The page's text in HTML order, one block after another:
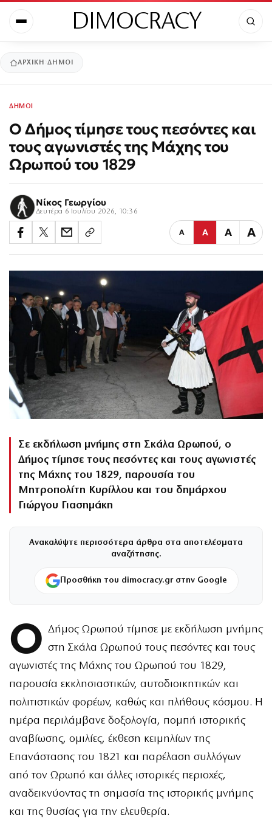
DIMOCRACY
ΑΡΧΙΚΉ ΔΗΜΟΙ
ΔΗΜΟΙ
Ο Δήμος τίμησε τους πεσόντες και
τους αγωνιστές της Μάχης του
Ωρωπού του 1829
Νίκος Γεωργίου
Δευτέρα 6 Ιουλίου 2026, 10:36
Α Α Α Α
Σε εκδήλωση μνήμης στη Σκάλα Ωρωπού, ο
Δήμος τίμησε τους πεσόντες και τους αγωνιστές
της Μάχης του 1829, παρουσία του
Μητροπολίτη Κυρίλλου και του δημάρχου
Γιώργου Γιασημάκη
Ανακαλύψτε περισσότερα άρθρα στα αποτελέσματα
αναζήτησης.
Προσθήκη του dimocracy.gr στην Google
Ο Δήμος Ωρωπού τίμησε με εκδήλωση μνήμης
στη Σκάλα Ωρωπού τους πεσόντες και τους
αγωνιστές της Μάχης του Ωρωπού του 1829,
παρουσία εκκλησιαστικών, αυτοδιοικητικών και
πολιτιστικών φορέων, καθώς και πλήθους κόσμου. Η
ημέρα περιλάμβανε δοξολογία, πομπή ιστορικής
αναβίωσης, ομιλίες, έκθεση κειμηλίων της
Επανάστασης του 1821 και παρέλαση συλλόγων
από τον Ωρωπό και άλλες ιστορικές περιοχές,
αναδεικνύοντας τη σημασία της ιστορικής μνήμης
και της θυσίας για την ελευθερία.